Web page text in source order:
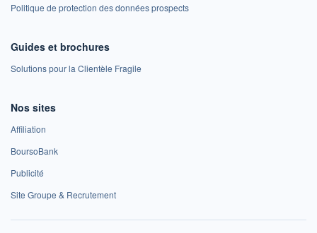
Politique de protection des données prospects
Guides et brochures
Solutions pour la Clientèle Fragile
Nos sites
Affiliation
BoursoBank
Publicité
Site Groupe & Recrutement